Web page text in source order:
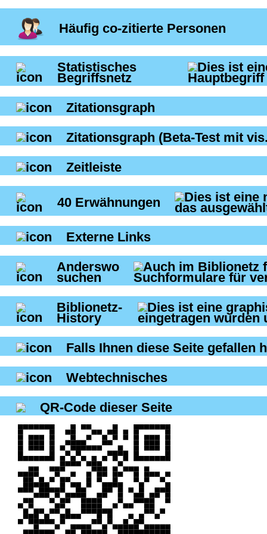
Häufig co-zitierte Personen
Statistisches
Begriffsnetz
Zitationsgraph
Zitationsgraph (Beta-Test mit
Zeitleiste
40 Erwähnungen
Externe Links
Anderswo
suchen
Biblionetz-
History
Falls Ihnen diese Seite gefallen
Webtechnisches
QR-Code dieser Seite